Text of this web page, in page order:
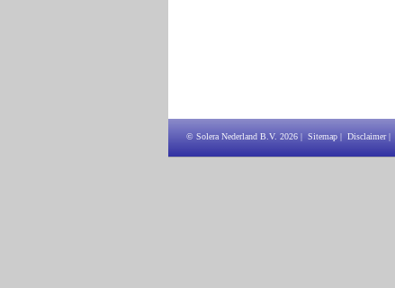
© Solera Nederland B.V. 2026 | Sitemap | Disclaimer|